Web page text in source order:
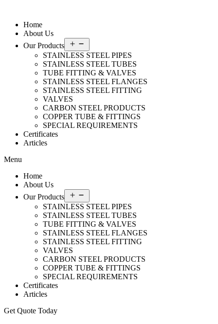
Home
About Us
Our Products
menu
STAINLESS STEEL PIPES
STAINLESS STEEL TUBES
TUBE FITTING & VALVES
STAINLESS STEEL FLANGES
STAINLESS STEEL FITTING
VALVES
CARBON STEEL PRODUCTS
COPPER TUBE & FITTINGS
SPECIAL REQUIREMENTS
Certificates
Articles
Menu
Home
About Us
Our Products
menu
STAINLESS STEEL PIPES
STAINLESS STEEL TUBES
TUBE FITTING & VALVES
STAINLESS STEEL FLANGES
STAINLESS STEEL FITTING
VALVES
CARBON STEEL PRODUCTS
COPPER TUBE & FITTINGS
SPECIAL REQUIREMENTS
Certificates
Articles
Get Quote Today